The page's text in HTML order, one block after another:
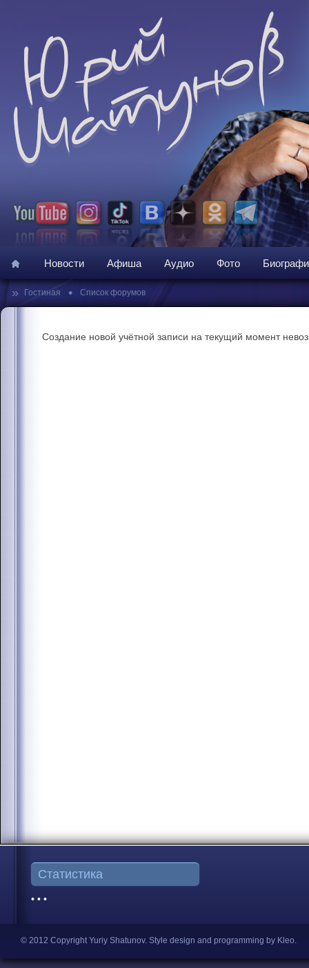
Новости Афиша Аудио Фото
» Гостиная • Список форумов
Создание новой учётной записи на текущий момент
Статистика
• • •
© 2012 Copyright Yuriy Shatunov. Style design and programming by Kleo.